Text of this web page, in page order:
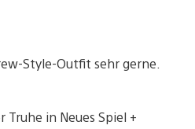
Style-Outfit sehr gerne.
in Neues Spiel +